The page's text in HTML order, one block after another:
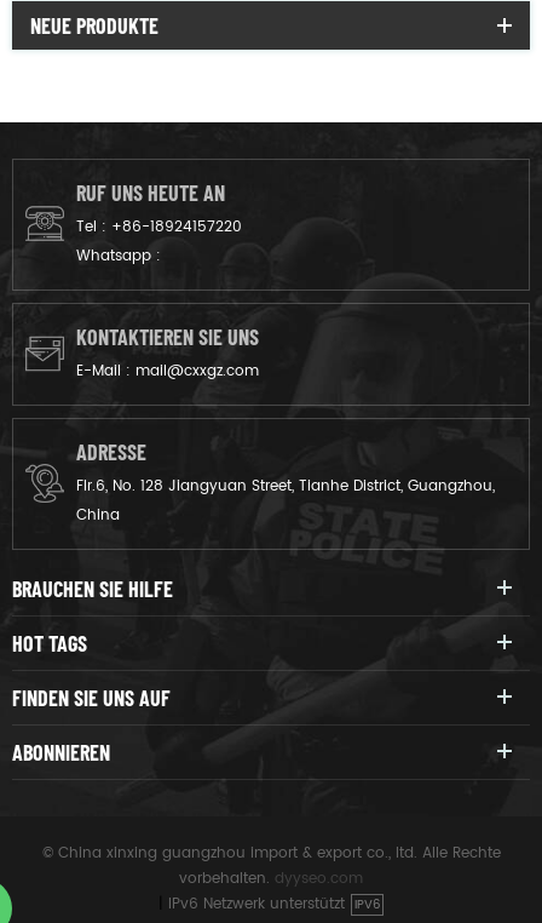
NEUE PRODUKTE
RUF UNS HEUTE AN
Tel : +86-18924157220
Whatsapp :
KONTAKTIEREN SIE UNS
E-Mail : mail@cxxgz.com
ADRESSE
Flr.6, No. 128 Jiangyuan Street, Tianhe District, Guangzhou,
China
BRAUCHEN SIE HILFE
HOT TAGS
FINDEN SIE UNS AUF
ABONNIEREN
© China xinxing guangzhou import & export co., ltd. Alle Rechte
vorbehalten. dyyseo.com
IPv6 Netzwerk unterstützt IPV6